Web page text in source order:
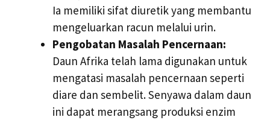
Ia memiliki sifat diuretik yang membantu
mengeluarkan racun melalui urin.
Pengobatan Masalah Pencernaan:
Daun Afrika telah lama digunakan untuk
mengatasi masalah pencernaan seperti
diare dan sembelit. Senyawa dalam daun
ini dapat merangsang produksi enzim